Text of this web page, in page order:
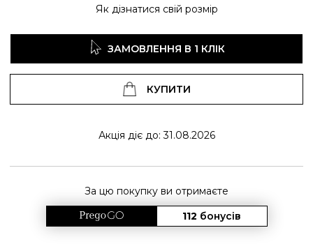
Як дізнатися свій розмір
ЗАМОВЛЕННЯ В 1 КЛІК
КУПИТИ
Акція діє до: 31.08.2026
За цю покупку ви отримаєте
112 бонусів